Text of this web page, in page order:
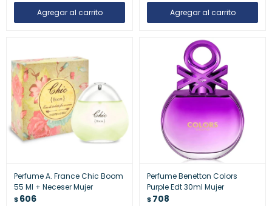
Perfume A. France Chic Boom
55 Ml + Neceser Mujer
$606
Perfume Benetton Colors
Purple Edt 30ml Mujer
$708